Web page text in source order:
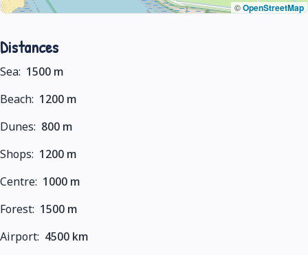
©OpenStreetMap
Distances
Sea: 1500 m
Beach: 1200 m
Dunes: 800 m
Shops: 1200 m
Centre: 1000 m
Forest: 1500 m
Airport: 4500 km